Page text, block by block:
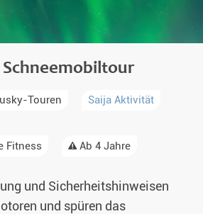
Schneemobiltour
Touren Saija Aktivität
Fitness Ab 4 Jahre
und Sicherheitshinweisen
und spüren das